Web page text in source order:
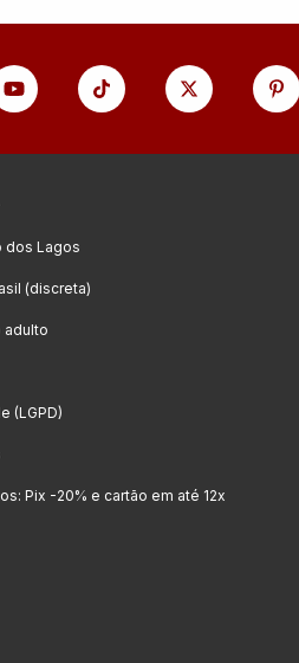
dos Lagos
(discreta)
adulto
(LGPD)
Pix -20% e cartão em até 12x